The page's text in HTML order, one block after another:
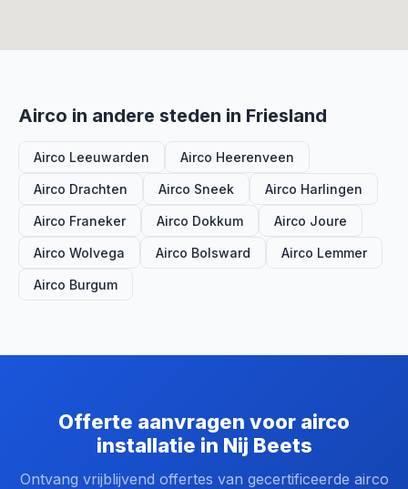
Airco in andere steden in Friesland
Airco Leeuwarden Airco Heerenveen
Airco Drachten Airco Sneek Airco Harlingen
Airco Franeker Airco Dokkum Airco Joure
Airco Wolvega Airco Bolsward Airco Lemmer
Airco Burgum
Offerte aanvragen voor airco
installatie in Nij Beets
Ontvang vrijblijvend offertes van gecertificeerde airco